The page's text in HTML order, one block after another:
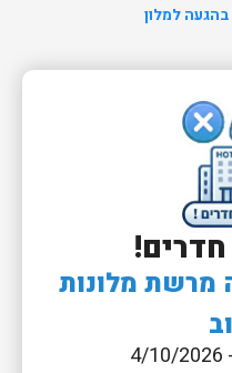
בהגעה למלון
מרשת מלונות